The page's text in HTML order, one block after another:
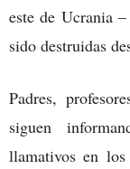
este de Ucrania
sido destruidas
Padres,
siguen
llamativos en